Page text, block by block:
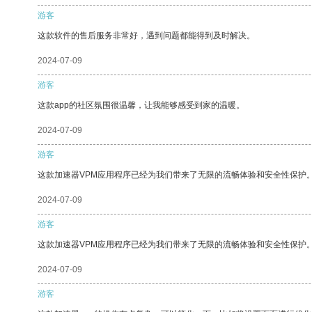
游客
这款软件的售后服务非常好，遇到问题都能得到及时解决。
2024-07-09
游客
这款app的社区氛围很温馨，让我能够感受到家的温暖。
2024-07-09
游客
这款加速器VPM应用程序已经为我们带来了无限的流畅体验和安全性保护
2024-07-09
游客
这款加速器VPM应用程序已经为我们带来了无限的流畅体验和安全性保护
2024-07-09
游客